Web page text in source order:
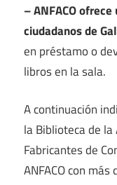
– ANFACO
ciudadanos de
en préstamo o
libros en la sala.
A continuación
la Biblioteca de la
Fabricantes de
ANFACO con más